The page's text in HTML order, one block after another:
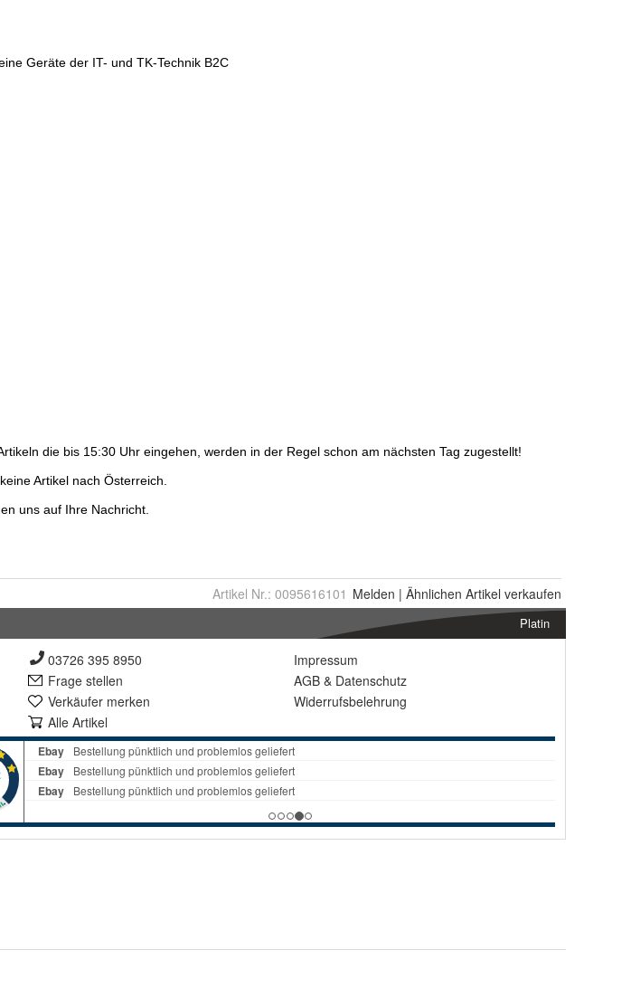
Artikel Nr.: 0095616101 Melden | Ähnlichen Artikel verkaufen
Platin
03726 395 8950
Frage stellen
Verkäufer merken
Alle Artikel
Impressum
AGB & Datenschutz
Widerrufsbelehrung